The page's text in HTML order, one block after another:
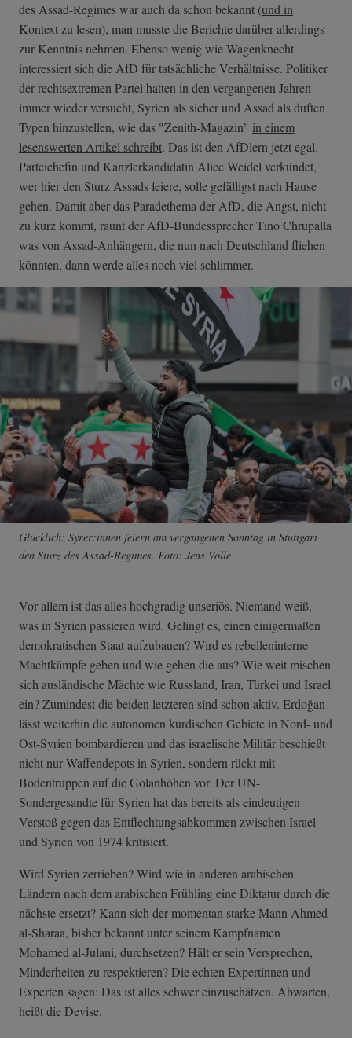
des Assad-Regimes war auch da schon bekannt (und in
Kontext zu lesen), man musste die Berichte darüber allerdings
zur Kenntnis nehmen. Ebenso wenig wie Wagenknecht
interessiert sich die AfD für tatsächliche Verhältnisse. Politiker
der rechtsextremen Partei hatten in den vergangenen Jahren
immer wieder versucht, Syrien als sicher und Assad als duften
Typen hinzustellen, wie das "Zenith-Magazin" in einem
lesenswerten Artikel schreibt. Das ist den AfDlern jetzt egal.
Parteichefin und Kanzlerkandidatin Alice Weidel verkündet,
wer hier den Sturz Assads feiere, solle gefälligst nach Hause
gehen. Damit aber das Paradethema der AfD, die Angst, nicht
zu kurz kommt, raunt der AfD-Bundessprecher Tino Chrupalla
was von Assad-Anhängern, die nun nach Deutschland fliehen
könnten, dann werde alles noch viel schlimmer.
Glücklich: Syrer:innen feiern am vergangenen Sonntag in Stuttgart
den Sturz des Assad-Regimes. Foto: Jens Volle
Vor allem ist das alles hochgradig unseriös. Niemand weiß,
was in Syrien passieren wird. Gelingt es, einen einigermaßen
demokratischen Staat aufzubauen? Wird es rebelleninterne
Machtkämpfe geben und wie gehen die aus? Wie weit mischen
sich ausländische Mächte wie Russland, Iran, Türkei und Israel
ein? Zumindest die beiden letzteren sind schon aktiv. Erdoğan
lässt weiterhin die autonomen kurdischen Gebiete in Nord- und
Ost-Syrien bombardieren und das israelische Militär beschießt
nicht nur Waffendepots in Syrien, sondern rückt mit
Bodentruppen auf die Golanhöhen vor. Der UN-
Sondergesandte für Syrien hat das bereits als eindeutigen
Verstoß gegen das Entflechtungsabkommen zwischen Israel
und Syrien von 1974 kritisiert.
Wird Syrien zerrieben? Wird wie in anderen arabischen
Ländern nach dem arabischen Frühling eine Diktatur durch die
nächste ersetzt? Kann sich der momentan starke Mann Ahmed
al-Sharaa, bisher bekannt unter seinem Kampfnamen
Mohamed al-Julani, durchsetzen? Hält er sein Versprechen,
Minderheiten zu respektieren? Die echten Expertinnen und
Experten sagen: Das ist alles schwer einzuschätzen. Abwarten,
heißt die Devise.